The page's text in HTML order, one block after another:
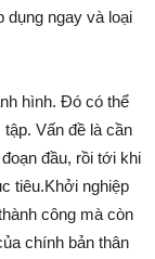
dụng ngay và loại
hình. Đó có thể
Vấn đề là cần
đầu, rồi tới khi
tiêu.Khởi nghiệp
công mà còn
chính bản thân